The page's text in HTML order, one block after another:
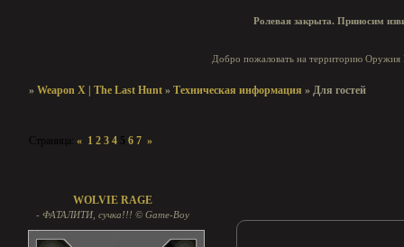
Ролевая закрыта. Приносим
Добро пожаловать на территорию Оружия
»Weapon X | The Last Hunt »Техническая информация » Для гостей
Страница:« 1 2 3 4 5 6 7 »
WOLVIE RAGE
- ФАТАЛИТИ, сучка!!! © Game-Boy